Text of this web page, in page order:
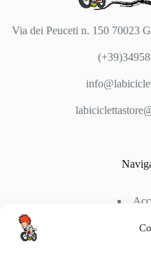
Via dei Peuceti n. 150
Chi